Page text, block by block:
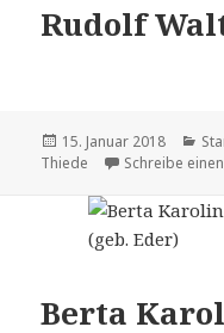
Rudolf
Veröffentlicht
am
15. Januar 2018
Thiede
Schreibe
Berta